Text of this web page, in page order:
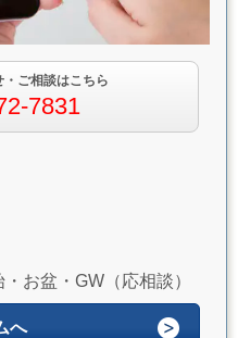
ご相談はこちら
7831
お盆・GW（応相談）
へ